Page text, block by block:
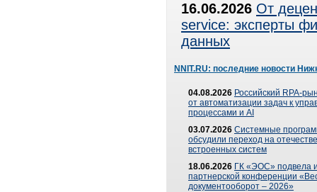
16.06.2026 От
service: эксперты
данных
NNIT.RU: последние новости
04.08.2026 Российский RPA-
от автоматизации задач к
процессами и AI
03.07.2026 Системные
обсудили переход на
встроенных систем
18.06.2026 ГК «ЭОС» подвела
партнерской конференции
документооборот – 2026»